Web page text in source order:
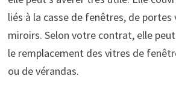
liés à la casse de fenêtres, de portes
miroirs. Selon votre contrat, elle
le remplacement des vitres de
ou de vérandas.